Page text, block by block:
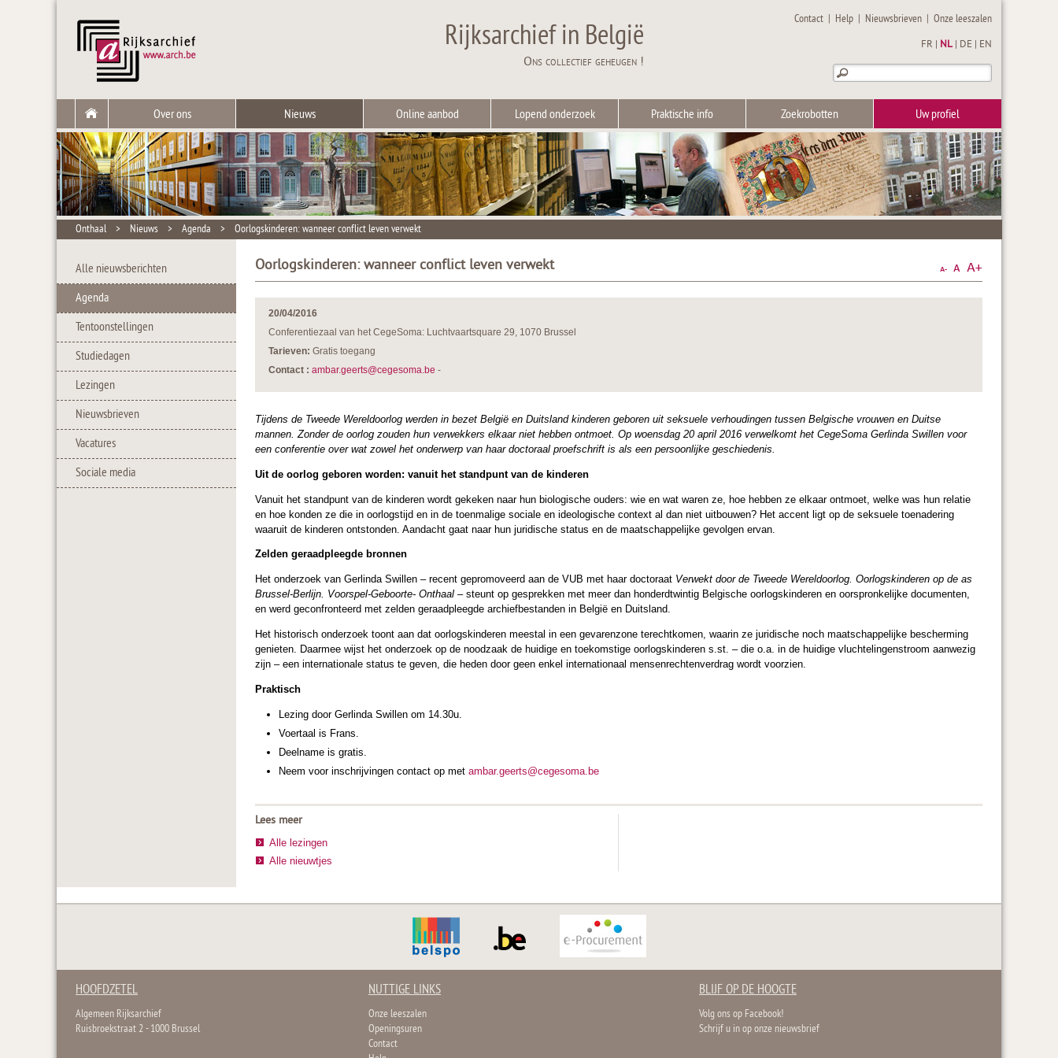
Rijksarchief in België
Ons collectief geheugen !
Contact | Help | Nieuwsbrieven |Onze leeszalen
FR NL DE EN
Over ons Nieuws Online aanbod Lopend onderzoek Praktische info Zoekrobotten Uw profiel
Onthaal > Nieuws > Agenda > Oorlogskinderen: wanneer conflict leven verwekt
Alle nieuwsberichten
Agenda
Tentoonstellingen
Studiedagen
Lezingen
Nieuwsbrieven
Vacatures
Sociale media
Oorlogskinderen: wanneer conflict leven verwekt
20/04/2016
Conferentiezaal van het CegeSoma: Luchtvaartsquare 29, 1070 Brussel
Tarieven: Gratis toegang
Contact : ambar.geerts@cegesoma.be -
Tijdens de Tweede Wereldoorlog werden in bezet België en Duitsland kinderen geboren uit seksuele verhoudingen tussen Belgische vrouwen en Duitse
mannen. Zonder de oorlog zouden hun verwekkers elkaar niet hebben ontmoet. Op woensdag 20 april 2016 verwelkomt het CegeSoma Gerlinda Swillen voor
een conferentie over wat zowel het onderwerp van haar doctoraal proefschrift is als een persoonlijke geschiedenis.
Uit de oorlog geboren worden: vanuit het standpunt van de kinderen
Vanuit het standpunt van de kinderen wordt gekeken naar hun biologische ouders: wie en wat waren ze, hoe hebben ze elkaar ontmoet, welke was hun relatie
en hoe konden ze die in oorlogstijd en in de toenmalige sociale en ideologische context al dan niet uitbouwen? Het accent ligt op de seksuele toenadering
waaruit de kinderen ontstonden. Aandacht gaat naar hun juridische status en de maatschappelijke gevolgen ervan.
Zelden geraadpleegde bronnen
Het onderzoek van Gerlinda Swillen – recent gepromoveerd aan de VUB met haar doctoraat Verwekt door de Tweede Wereldoorlog. Oorlogskinderen op de as
Brussel-Berlijn. Voorspel-Geboorte- Onthaal – steunt op gesprekken met meer dan honderdtwintig Belgische oorlogskinderen en oorspronkelijke documenten,
en werd geconfronteerd met zelden geraadpleegde archiefbestanden in België en Duitsland.
Het historisch onderzoek toont aan dat oorlogskinderen meestal in een gevarenzone terechtkomen, waarin ze juridische noch maatschappelijke bescherming
genieten. Daarmee wijst het onderzoek op de noodzaak de huidige en toekomstige oorlogskinderen s.st. – die o.a. in de huidige vluchtelingenstroom aanwezig
zijn – een internationale status te geven, die heden door geen enkel internationaal mensenrechtenverdrag wordt voorzien.
Praktisch
Lezing door Gerlinda Swillen om 14.30u.
Voertaal is Frans.
Deelname is gratis.
Neem voor inschrijvingen contact op met ambar.geerts@cegesoma.be
Lees meer
Alle lezingen
Alle nieuwtjes
HOOFDZETEL
Algemeen Rijksarchief
Ruisbroekstraat 2 - 1000 Brussel
NUTTIGE LINKS
Onze leeszalen
Openingsuren
Contact
BLIJF OP DE HOOGTE
Volg ons op Facebook!
Schrijf u in op onze nieuwsbrief